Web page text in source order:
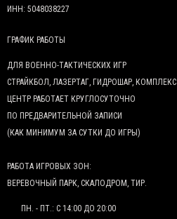
ИНН: 5048038227
ГРАФИК РАБОТЫ
ДЛЯ ВОЕННО-ТАКТИЧЕСКИХ ИГР
СТРАЙКБОЛ, ЛАЗЕРТАГ, ГИДРОШАР, КОМПЛЕКС
ЦЕНТР РАБОТАЕТ КРУГЛОСУТОЧНО
ПО ПРЕДВАРИТЕЛЬНОЙ ЗАПИСИ
(КАК МИНИМУМ ЗА СУТКИ ДО ИГРЫ)
РАБОТА ИГРОВЫХ ЗОН:
ВЕРЕВОЧНЫЙ ПАРК, СКАЛОДРОМ, ТИР.
ПН. - ПТ.: С 14:00 ДО 20:00